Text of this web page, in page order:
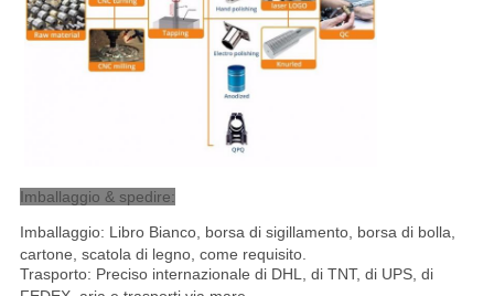
Imballaggio & spedire:
Imballaggio: Libro Bianco, borsa di sigillamento, borsa di bolla,
cartone, scatola di legno, come requisito.
Trasporto: Preciso internazionale di DHL, di TNT, di UPS, di